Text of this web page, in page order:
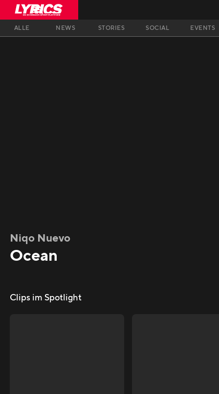
ALLE NEWS STORIES SOCIAL EVENTS
Niqo Nuevo
Ocean
Clips im Spotlight